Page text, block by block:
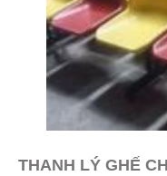
THANH LÝ GHẾ